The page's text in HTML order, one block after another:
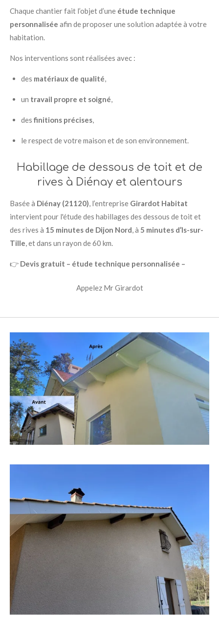
Chaque chantier fait l’objet d’une étude technique
personnalisée afin de proposer une solution adaptée à votre
habitation.
Nos interventions sont réalisées avec :
des matériaux de qualité,
un travail propre et soigné,
des finitions précises,
le respect de votre maison et de son environnement.
Habillage de dessous de toit et de
rives à Diénay et alentours
Basée à Diénay (21120), l’entreprise Girardot Habitat
intervient pour l'étude des habillages des dessous de toit et
des rives à 15 minutes de Dijon Nord, à 5 minutes d’Is-sur-
Tille, et dans un rayon de 60 km.
👉 Devis gratuit – étude technique personnalisée –
Appelez Mr Girardot